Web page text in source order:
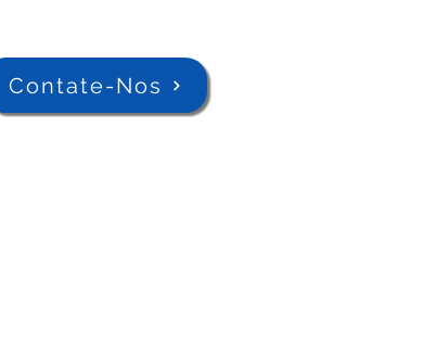
Contate-Nos